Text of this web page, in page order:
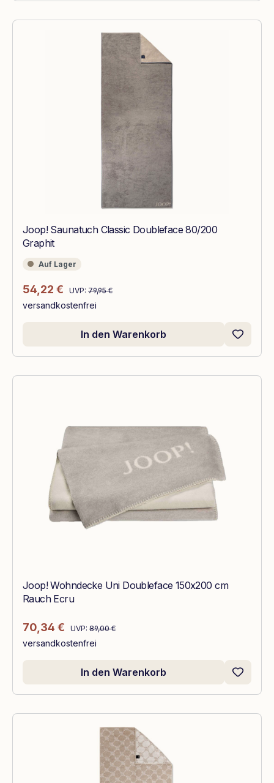
Joop! Saunatuch Classic Doubleface 80/200
Graphit
Auf Lager
Auf Lager
Verkaufspreis:
54,22 € Regulärer Preis:
UVP: 79,95 €
versandkostenfrei
In den Warenkorb
Joop! Wohndecke Uni Doubleface 150x200 cm
Rauch Ecru
Verkaufspreis:
70,34 € Regulärer Preis:
UVP: 89,00 €
versandkostenfrei
In den Warenkorb